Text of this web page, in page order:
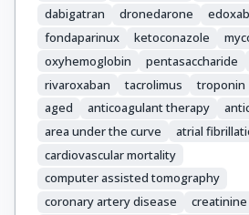
dabigatran
dronedarone
fondaparinux
ketoconazole
oxyhemoglobin
pentasaccharide
rivaroxaban
tacrolimus troponin
aged
anticoagulant therapy
area under the curve
atrial
cardiovascular mortality
computer assisted tomography
coronary artery disease
creatinine